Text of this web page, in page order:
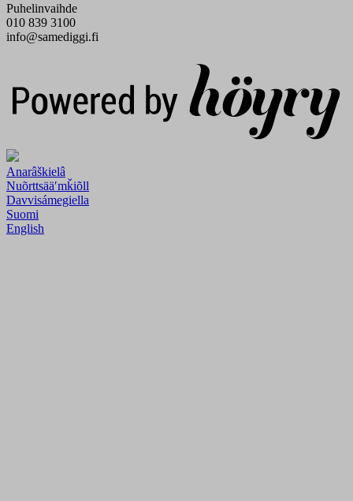
Puhelinvaihde
010 839 3100
info@samediggi.fi
Anarâškielâ
Nuõrttsääʹmǩiõll
Davvisámegiella
Suomi
English